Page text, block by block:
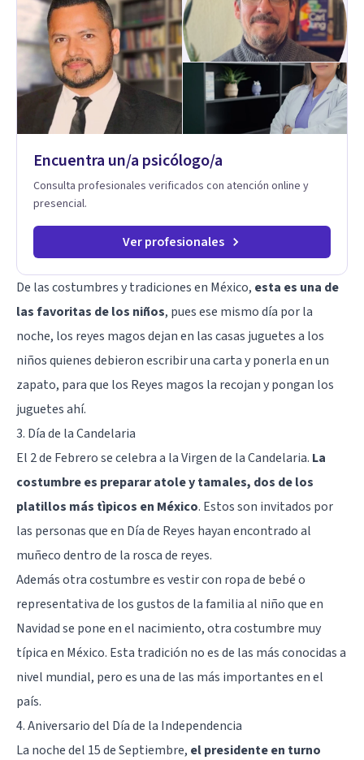
contigo, con las demás personas y con tu entorno. Además
de mi formación en psicoterapia, cuento con especialización
en sexoterapia, por lo que también acompaño temas de salud
sexual, terapia de pareja, diversidad sexual y de género,
dificultades en el deseo, intimidad, orientación o identidad.
Busco que el espacio terapéutico sea un lugar donde puedas
hablar de estos temas sin juicios, con respeto y libertad.
Trabajo con objetivos claros y realistas, sin fórmulas rígidas:
sobre tu vida diaria.
Encuentra un/a psicólogo/a
Consulta profesionales verificados con atención online y
presencial.
Ver profesionales
De las costumbres y tradiciones en México, esta es una de
las favoritas de los niños, pues ese mismo día por la
noche, los reyes magos dejan en las casas juguetes a los
niños quienes debieron escribir una carta y ponerla en un
zapato, para que los Reyes magos la recojan y pongan los
juguetes ahí.
3. Día de la Candelaria
El 2 de Febrero se celebra a la Virgen de la Candelaria. La
costumbre es preparar atole y tamales, dos de los
platillos más tìpicos en México. Estos son invitados por
las personas que en Día de Reyes hayan encontrado al
muñeco dentro de la rosca de reyes.
Además otra costumbre es vestir con ropa de bebé o
representativa de los gustos de la familia al niño que en
Navidad se pone en el nacimiento, otra costumbre muy
típica en México. Esta tradición no es de las más conocidas a
nivel mundial, pero es una de las más importantes en el
país.
4. Aniversario del Día de la Independencia
La noche del 15 de Septiembre, el presidente en turno